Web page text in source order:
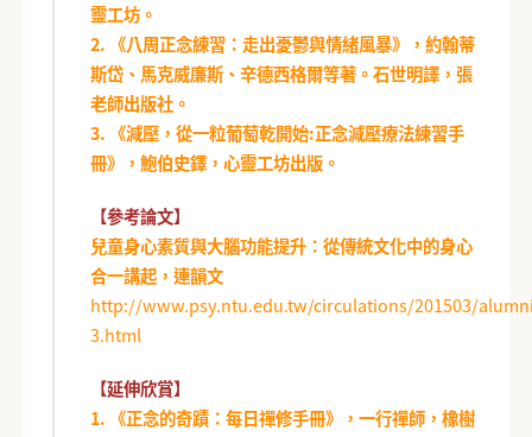
靈工坊。
2. 《八周正念練習：走出憂鬱與情緒風暴》，約翰蒂
斯岱、馬克威廉斯、辛德西格爾等著。石世明譯，張
老師出版社。
3. 《減壓，從一粒葡萄乾開始:正念減壓療法練習手
冊》，鮑伯史鐸，心靈工坊出版。
【參考論文】
兒童身心素質與大腦功能提升：從傳統文化中的身心
合一講起，連韻文
http://www.psy.ntu.edu.tw/circulations/201503/
3.html
【延伸欣賞】
1. 《正念的奇蹟：每日禪修手冊》，一行禪師，橡樹